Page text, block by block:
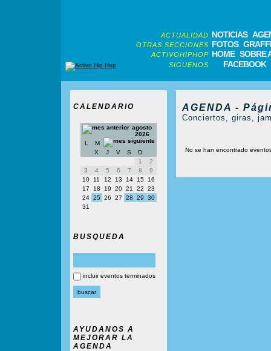
ACTUALIDAD NOTICIAS
OTRAS SECCIONES FOTOS
ACTIVOHIPHOP HOME SOBRE
SIGUENOS FACEBOOK
CALENDARIO
agosto
2026
L
M
X
J V S
D
1
2
3
4 5 6 7 8
9
10
11 12 13 14 15
16
17
18 19 20 21 22
23
24 25 26 27 28 29
30
31
BUSQUEDA
incluir eventos terminados
AYUDANOS A
MEJORAR LA
AGENDA
AGENDA -
Conciertos, giras,
No se han encontrado